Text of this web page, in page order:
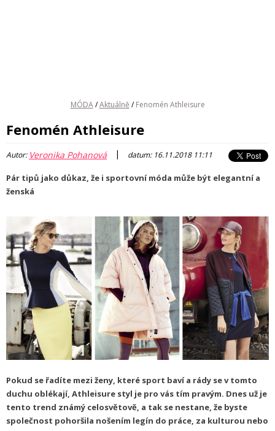
MÓDA / Aktuálně / Fenomén Athleisure
Fenomén Athleisure
Autor: Veronika Pohanová | datum: 16.11.2018 11:11
Pár tipů jako důkaz, že i sportovní móda může být elegantní a
ženská
Pokud se řadíte mezi ženy, které sport baví a rády se v tomto
duchu oblékají, Athleisure styl je pro vás tím pravým. Dnes už je
tento trend známý celosvětově, a tak se nestane, že byste
společnost pohoršila nošením legín do práce, za kulturou nebo